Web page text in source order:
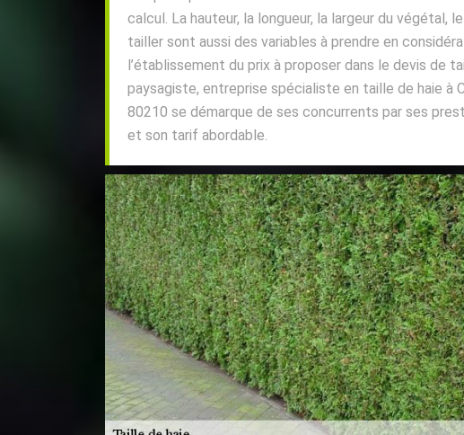
calcul. La hauteur, la longueur, la largeur du végétal,
tailler sont aussi des variables à prendre en
l’établissement du prix à proposer dans le devis de
paysagiste, entreprise spécialiste en taille de haie à
80210 se démarque de ses concurrents par ses
et son tarif abordable.